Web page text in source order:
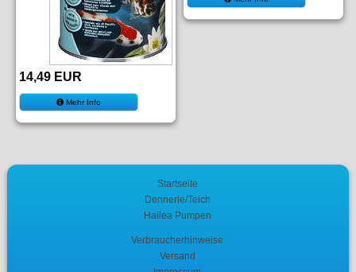
14,49 EUR
Mehr Info
Startseite
Dennerle/Teich
Hailea Pumpen
Verbraucherhinweise
Versand